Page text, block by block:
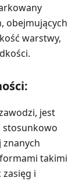
obejmujących
warstwy,
jest
stosunkowo
takimi
i